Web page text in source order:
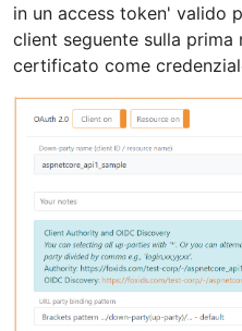
in un access token' valido
client seguente sulla
certificato come